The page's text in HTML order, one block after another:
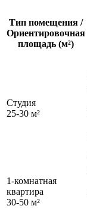
Тип помещения /
Ориентировочная
площадь (м²)
Студия
25-30 м²
1-комнатная
квартира
30-50 м²